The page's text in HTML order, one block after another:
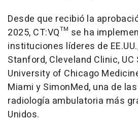
Desde que recibió la
2025, CT:VQ™ se ha
instituciones líderes de
Stanford, Cleveland Clinic, UC
University of Chicago
Miami y SimonMed, una de
radiología ambulatoria más
Unidos.